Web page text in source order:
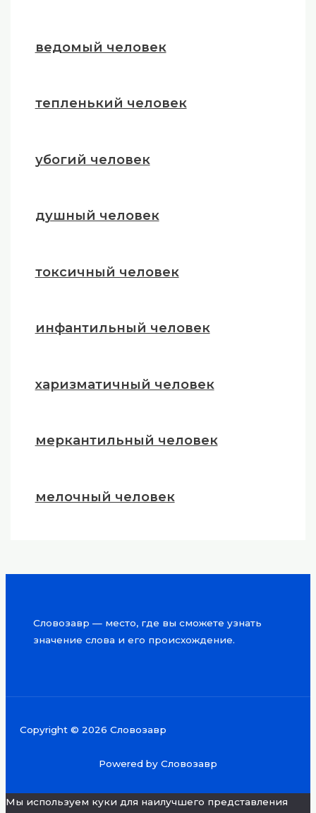
ведомый человек
тепленький человек
убогий человек
душный человек
токсичный человек
инфантильный человек
харизматичный человек
меркантильный человек
мелочный человек
Словозавр — место, где вы сможете узнать
значение слова и его происхождение.
Copyright © 2026 Словозавр
Powered by Словозавр
Мы используем куки для наилучшего представления